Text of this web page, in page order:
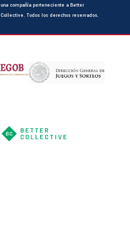
una compañía perteneciente a Better
Collective. Todos los derechos reservados.